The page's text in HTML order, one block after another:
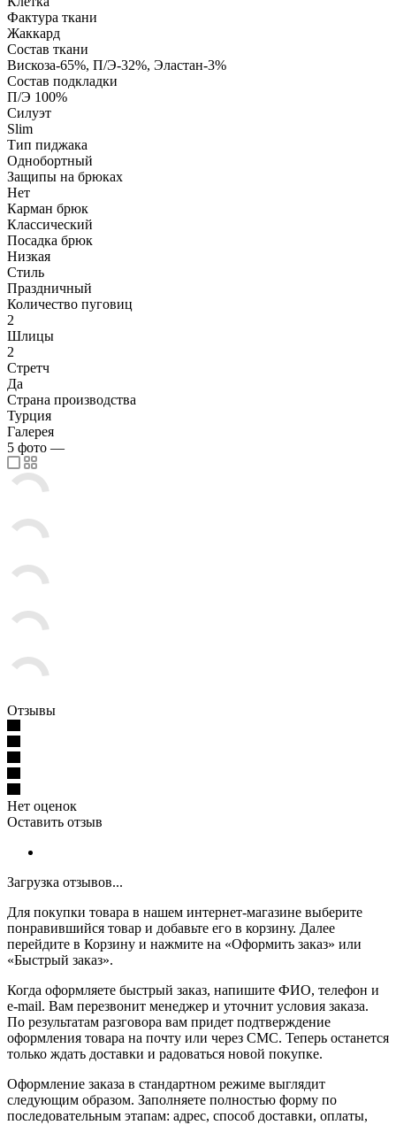
Фактура ткани
Жаккард
Состав ткани
Вискоза-65%, П/Э-32%, Эластан-3%
Состав подкладки
П/Э 100%
Силуэт
Slim
Тип пиджака
Однобортный
Защипы на брюках
Нет
Карман брюк
Классический
Посадка брюк
Низкая
Стиль
Праздничный
Количество пуговиц
2
Шлицы
2
Стретч
Да
Страна производства
Турция
Галерея
5 фото —
Отзывы
Нет оценок
Оставить отзыв
Загрузка отзывов...
Для покупки товара в нашем интернет-магазине выберите
понравившийся товар и добавьте его в корзину. Далее
перейдите в Корзину и нажмите на «Оформить заказ» или
«Быстрый заказ».
Когда оформляете быстрый заказ, напишите ФИО, телефон и
e-mail. Вам перезвонит менеджер и уточнит условия заказа.
По результатам разговора вам придет подтверждение
оформления товара на почту или через СМС. Теперь останется
только ждать доставки и радоваться новой покупке.
Оформление заказа в стандартном режиме выглядит
следующим образом. Заполняете полностью форму по
последовательным этапам: адрес, способ доставки, оплаты,